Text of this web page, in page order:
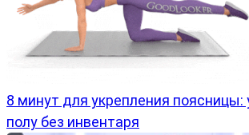
8 минут для укрепления поясницы:
полу без инвентаря